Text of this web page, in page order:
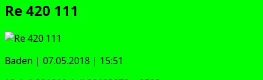
Re 420 111
Baden | 07.05.2018 | 15:51